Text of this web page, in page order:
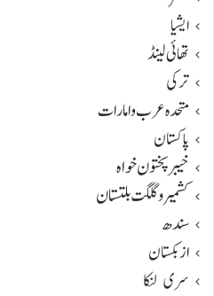
ایشیا
تھائی لینڈ
ترکی
متحدہ عرب و امارات
پاکستان
خیبر پختون خواہ
کشمیر و گلگت بلتستان
سندھ
ازبکستان
سری لنکا